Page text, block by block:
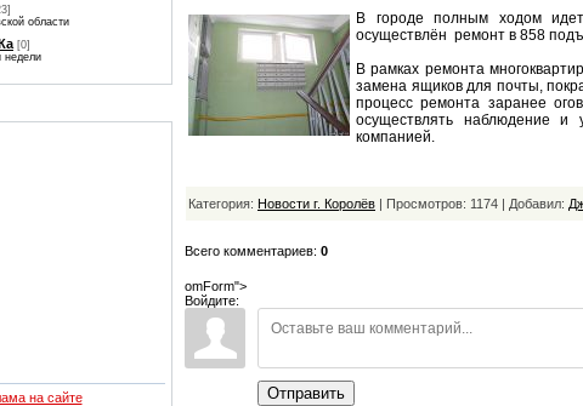
области
[0]
недели
на сайте
В городе полным ходом
осуществлён ремонт в 858
В рамках ремонта
замена ящиков для почты,
процесс ремонта заранее
осуществлять наблюдение и
компанией.
Категория: Новости г. Королёв | Просмотров: 1174 | Добавил:
Всего комментариев: 0
omForm">
Войдите:
Отправить